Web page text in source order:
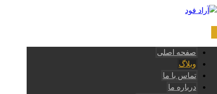
صفحه اصلی
وبلاگ
تماس با ما
درباره ما